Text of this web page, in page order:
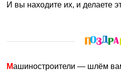
И вы находите их, и делаете
Машиностроители — шлём